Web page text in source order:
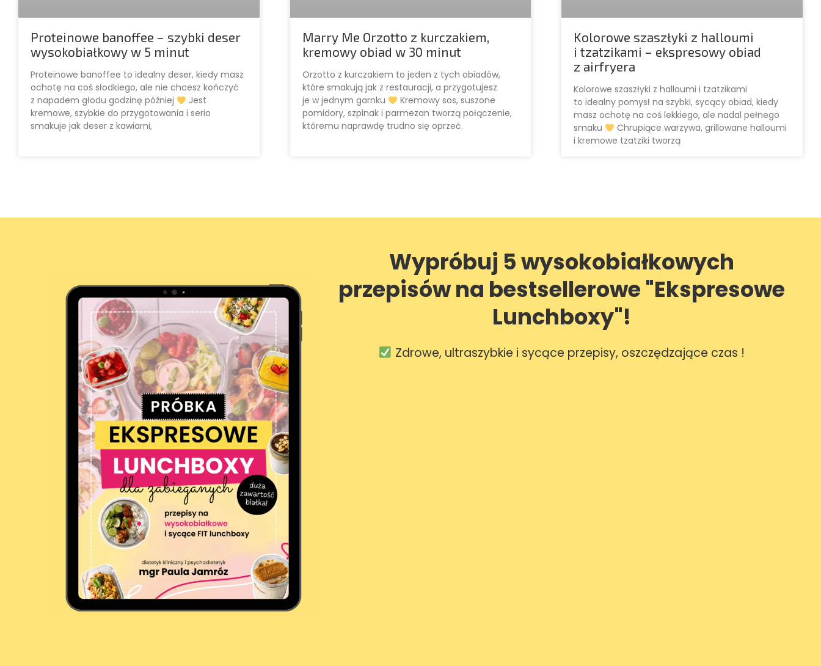
Proteinowe banoffee – szybki deser
wysokobiałkowy w 5 minut
Proteinowe banoffee to idealny deser, kiedy masz
ochotę na coś słodkiego, ale nie chcesz kończyć
z napadem głodu godzinę później
Jest
kremowe, szybkie do przygotowania i serio
smakuje jak deser z kawiarni,
Marry Me Orzotto z kurczakiem,
kremowy obiad w 30 minut
Orzotto z kurczakiem to jeden z tych obiadów,
które smakują jak z restauracji, a przygotujesz
je w jednym garnku
Kremowy sos, suszone
pomidory, szpinak i parmezan tworzą połączenie,
któremu naprawdę trudno się oprzeć.
Kolorowe szaszłyki z halloumi
i tzatzikami – ekspresowy obiad
z airfryera
Kolorowe szaszłyki z halloumi i tzatzikami
to idealny pomysł na szybki, sycący obiad, kiedy
masz ochotę na coś lekkiego, ale nadal pełnego
smaku
Chrupiące warzywa, grillowane halloumi
i kremowe tzatziki tworzą
Wypróbuj 5 wysokobiałkowych
przepisów na bestsellerowe "Ekspresowe
Lunchboxy"!
Zdrowe, ultraszybkie i sycące przepisy, oszczędzające czas !